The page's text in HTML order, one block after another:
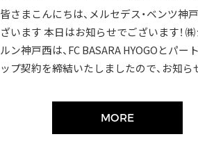
皆さまこんにちは、メルセデス・ベンツ神
ざいます 本日はお知らせでございます！
ルン神戸西は、FC BASARA HYOGOとパー
ップ契約を締結いたしましたので、お知ら
MORE